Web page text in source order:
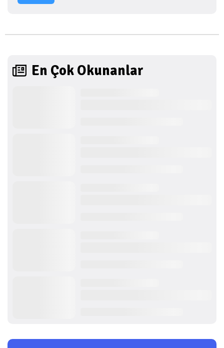
En Çok Okunanlar